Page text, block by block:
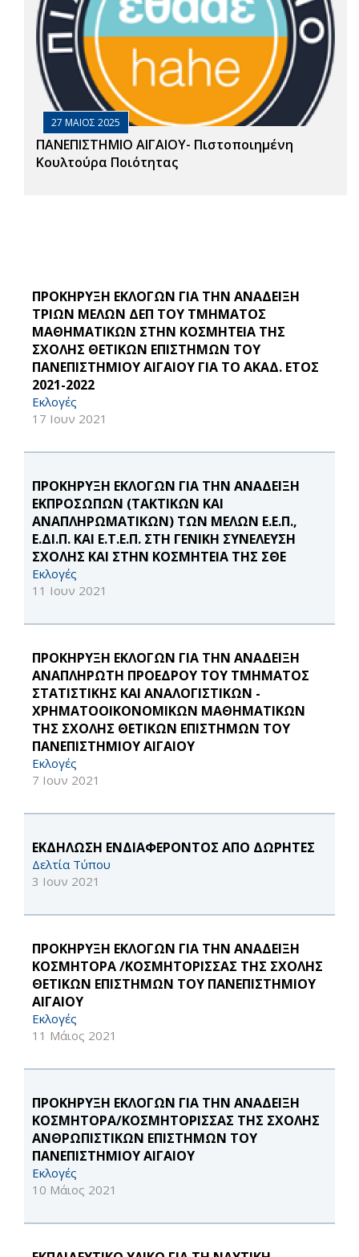
27 ΜΑΙΟΣ 2025
ΠΑΝΕΠΙΣΤΗΜΙΟ ΑΙΓΑΙΟΥ- Πιστοποιημένη
Κουλτούρα Ποιότητας
ΠΡΟΚΗΡΥΞΗ ΕΚΛΟΓΩΝ ΓΙΑ ΤΗΝ ΑΝΑΔΕΙΞΗ
ΤΡΙΩΝ ΜΕΛΩΝ ΔΕΠ ΤΟΥ ΤΜΗΜΑΤΟΣ
ΜΑΘΗΜΑΤΙΚΩΝ ΣΤΗΝ ΚΟΣΜΗΤΕΙΑ ΤΗΣ
ΣΧΟΛΗΣ ΘΕΤΙΚΩΝ ΕΠΙΣΤΗΜΩΝ ΤΟΥ
ΠΑΝΕΠΙΣΤΗΜΙΟΥ ΑΙΓΑΙΟΥ ΓΙΑ ΤΟ ΑΚΑΔ. ΕΤΟΣ
2021-2022
Εκλογές
17 Ιουν 2021
ΠΡΟΚΗΡΥΞΗ ΕΚΛΟΓΩΝ ΓΙΑ ΤΗΝ ΑΝΑΔΕΙΞΗ
ΕΚΠΡΟΣΩΠΩΝ (ΤΑΚΤΙΚΩΝ ΚΑΙ
ΑΝΑΠΛΗΡΩΜΑΤΙΚΩΝ) ΤΩΝ ΜΕΛΩΝ Ε.Ε.Π.,
Ε.ΔΙ.Π. ΚΑΙ Ε.Τ.Ε.Π. ΣΤΗ ΓΕΝΙΚΗ ΣΥΝΕΛΕΥΣΗ
ΣΧΟΛΗΣ ΚΑΙ ΣΤΗΝ ΚΟΣΜΗΤΕΙΑ ΤΗΣ ΣΘΕ
Εκλογές
11 Ιουν 2021
ΠΡΟΚΗΡΥΞΗ ΕΚΛΟΓΩΝ ΓΙΑ ΤΗΝ ΑΝΑΔΕΙΞΗ
ΑΝΑΠΛΗΡΩΤΗ ΠΡΟΕΔΡΟΥ ΤΟΥ ΤΜΗΜΑΤΟΣ
ΣΤΑΤΙΣΤΙΚΗΣ ΚΑΙ ΑΝΑΛΟΓΙΣΤΙΚΩΝ -
ΧΡΗΜΑΤΟΟΙΚΟΝΟΜΙΚΩΝ ΜΑΘΗΜΑΤΙΚΩΝ
ΤΗΣ ΣΧΟΛΗΣ ΘΕΤΙΚΩΝ ΕΠΙΣΤΗΜΩΝ ΤΟΥ
ΠΑΝΕΠΙΣΤΗΜΙΟΥ ΑΙΓΑΙΟΥ
Εκλογές
7 Ιουν 2021
ΕΚΔΗΛΩΣΗ ΕΝΔΙΑΦΕΡΟΝΤΟΣ ΑΠΟ ΔΩΡΗΤΕΣ
Δελτία Τύπου
3 Ιουν 2021
ΠΡΟΚΗΡΥΞΗ ΕΚΛΟΓΩΝ ΓΙΑ ΤΗΝ ΑΝΑΔΕΙΞΗ
ΚΟΣΜΗΤΟΡΑ /ΚΟΣΜΗΤΟΡΙΣΣΑΣ ΤΗΣ ΣΧΟΛΗΣ
ΘΕΤΙΚΩΝ ΕΠΙΣΤΗΜΩΝ ΤΟΥ ΠΑΝΕΠΙΣΤΗΜΙΟΥ
ΑΙΓΑΙΟΥ
Εκλογές
11 Μάιος 2021
ΠΡΟΚΗΡΥΞΗ ΕΚΛΟΓΩΝ ΓΙΑ ΤΗΝ ΑΝΑΔΕΙΞΗ
ΚΟΣΜΗΤΟΡΑ/ΚΟΣΜΗΤΟΡΙΣΣΑΣ ΤΗΣ ΣΧΟΛΗΣ
ΑΝΘΡΩΠΙΣΤΙΚΩΝ ΕΠΙΣΤΗΜΩΝ ΤΟΥ
ΠΑΝΕΠΙΣΤΗΜΙΟΥ ΑΙΓΑΙΟΥ
Εκλογές
10 Μάιος 2021